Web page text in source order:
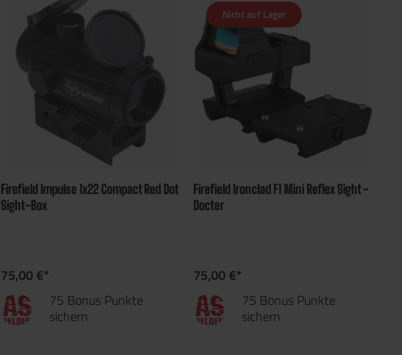
Firefield Impulse 1x22 Compact Red Dot
Sight-Box
75,00 €*
75 Bonus Punkte
sichern
Nicht auf Lager
Firefield Ironclad F1 Mini Reflex Sight -
Docter
75,00 €*
75 Bonus Punkte
sichern